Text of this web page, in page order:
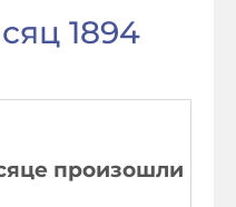
1894
произошли